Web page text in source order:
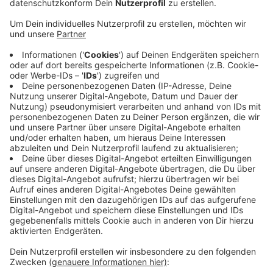
von den Veranstaltern.
Veröffentlicht:Montag, 27.07.2020 06:47
Anzeige
Auch der Weihnachtsmarkt auf Schloss Drachenburg
wird in diesem Jahr ausfallen. Niemand könne
vorhersehen, wie sich das Infektionsgeschehen weiter
entwickle, heißt es von der Schlossverwaltung. Es soll
aber eine Ersatzveranstaltung geben: Unter dem
Namen "Weihnachten auf dem Schloss" sollen maximal
1000 Besucher Weihnachten wie im 19. Jahrhundert
erleben können. Dabei sollen dann alle üblichen
Abstands- und Hygieneregeln gelten.CM